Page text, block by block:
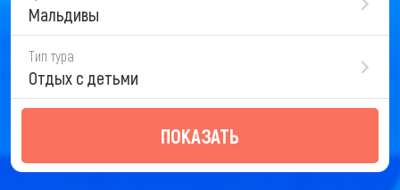
Мальдивы
Тип тура
Отдых с детьми
ПОКАЗАТЬ